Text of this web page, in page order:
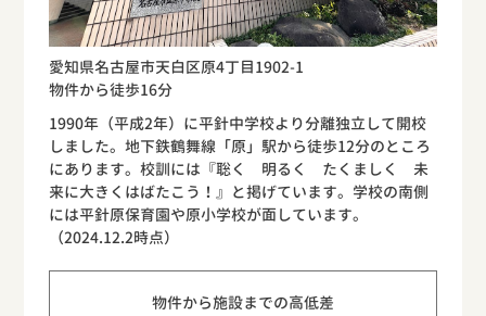
愛知県名古屋市天白区原4丁目1902-1
物件から徒歩16分
1990年（平成2年）に平針中学校より分離独立して開校
しました。地下鉄鶴舞線「原」駅から徒歩12分のところ
にあります。校訓には『聡く 明るく たくましく 未
来に大きくはばたこう！』と掲げています。学校の南側
には平針原保育園や原小学校が面しています。
（2024.12.2時点）
物件から施設までの高低差